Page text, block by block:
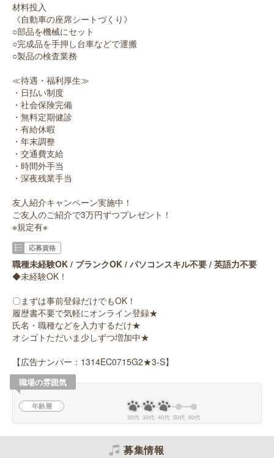
材料投入
《自動車の座席シートづくり》
○部品を機械にセット
○完成品を手押し台車などで運搬
○製品の検査業務
≪待遇・福利厚生≫
・日払い制度
・社会保険完備
・無料定期健診
・有給休暇
・年末調整
・交通費支給
・時間外手当
・深夜残業手当
友人紹介キャンペーン実施中！
ご友人のご紹介で3万円ずつプレゼント！
※規定有※
応募資格
職種未経験OK / ブランクOK / パソコンスキル不要 / 英語力不要
◆未経験OK！
〇まずは事前登録だけでもOK！
履歴書不要で気軽にオンライン登録★
氏名・職種などを入力するだけ★
オシゴトただいま少しずつ増加中★
【広告ナンバー：1314EC0715G2★3-S】
職場の雰囲気
年齢層
20代 30代 40代 50代 60代
募集情報